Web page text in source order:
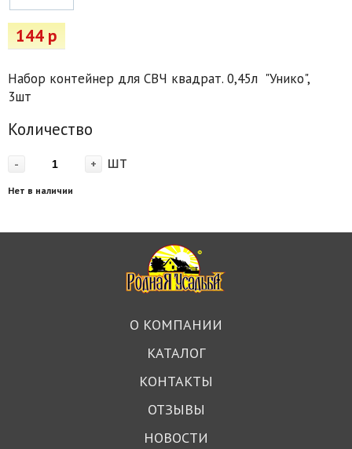
144 р
Набор контейнер для СВЧ квадрат. 0,45л "Унико",
3шт
Количество
- + шт
Нет в наличии
О КОМПАНИИ
КАТАЛОГ
КОНТАКТЫ
ОТЗЫВЫ
НОВОСТИ